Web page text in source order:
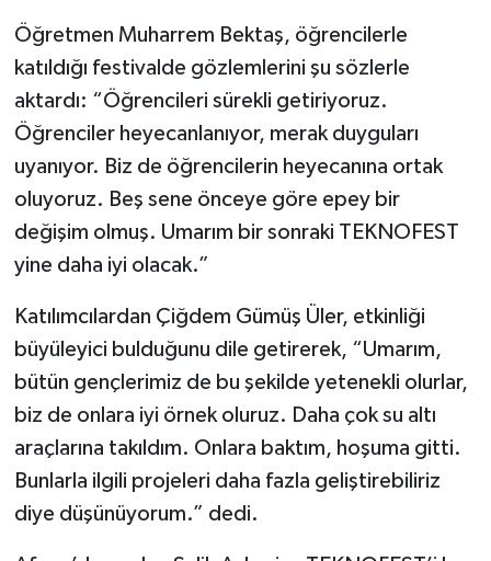
Öğretmen Muharrem Bektaş, öğrencilerle
katıldığı festivalde gözlemlerini şu sözlerle
aktardı: “Öğrencileri sürekli getiriyoruz.
Öğrenciler heyecanlanıyor, merak duyguları
uyanıyor. Biz de öğrencilerin heyecanına ortak
oluyoruz. Beş sene önceye göre epey bir
değişim olmuş. Umarım bir sonraki TEKNOFEST
yine daha iyi olacak.”
Katılımcılardan Çiğdem Gümüş Üler, etkinliği
büyüleyici bulduğunu dile getirerek, “Umarım,
bütün gençlerimiz de bu şekilde yetenekli olurlar,
biz de onlara iyi örnek oluruz. Daha çok su altı
araçlarına takıldım. Onlara baktım, hoşuma gitti.
Bunlarla ilgili projeleri daha fazla geliştirebiliriz
diye düşünüyorum.” dedi.